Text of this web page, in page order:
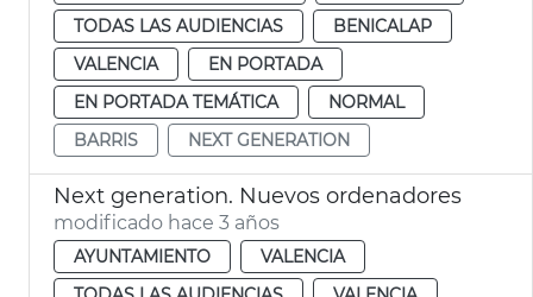
TODAS LAS AUDIENCIAS
BENICALAP
VALENCIA
EN PORTADA
EN PORTADA TEMÁTICA
NORMAL
BARRIS
NEXT GENERATION
Next generation. Nuevos ordenadores
modificado hace 3 años
AYUNTAMIENTO
VALENCIA